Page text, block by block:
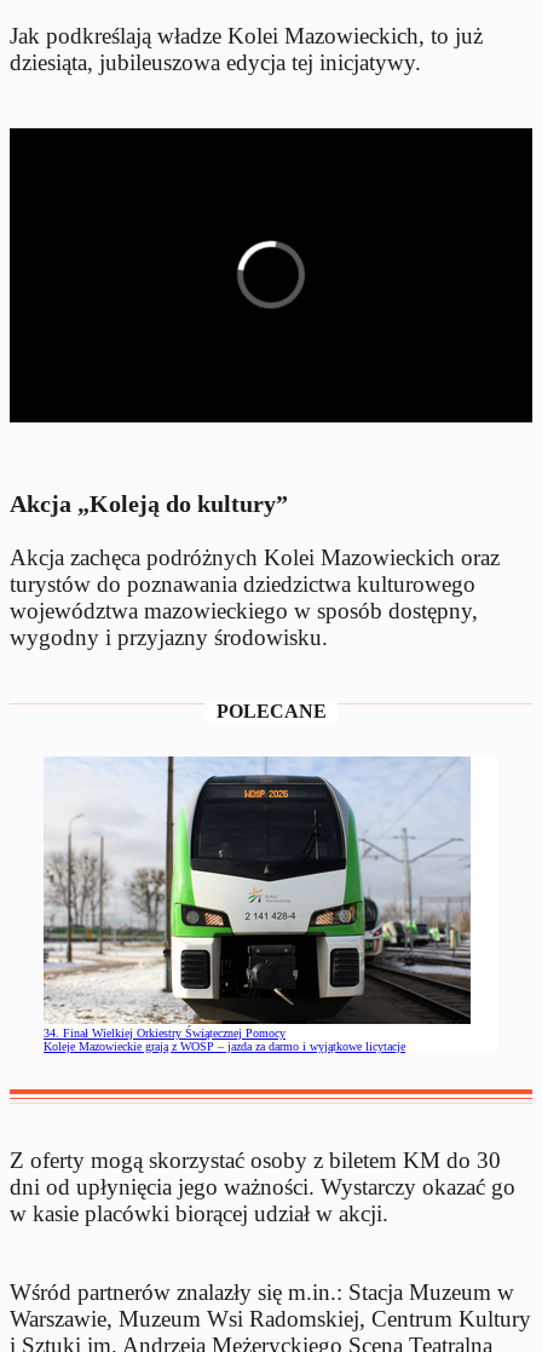
Jak podkreślają władze Kolei Mazowieckich, to już
dziesiąta, jubileuszowa edycja tej inicjatywy.
Akcja „Koleją do kultury”
Akcja zachęca podróżnych Kolei Mazowieckich oraz
turystów do poznawania dziedzictwa kulturowego
województwa mazowieckiego w sposób dostępny,
wygodny i przyjazny środowisku.
POLECANE
34. Finał Wielkiej Orkiestry Świątecznej Pomocy
Koleje Mazowieckie grają z WOŚP – jazda za darmo i wyjątkowe licytacje
Z oferty mogą skorzystać osoby z biletem KM do 30
dni od upłynięcia jego ważności. Wystarczy okazać go
w kasie placówki biorącej udział w akcji.
Wśród partnerów znalazły się m.in.: Stacja Muzeum w
Warszawie, Muzeum Wsi Radomskiej, Centrum Kultury
i Sztuki im. Andrzeja Meżeryckiego Scena Teatralna